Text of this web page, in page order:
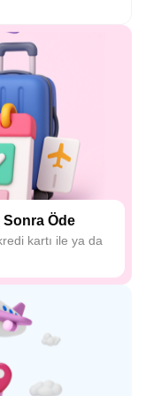
Sonra Öde
kartı ile ya da